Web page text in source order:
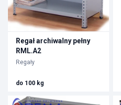
Regał archiwalny pełny
RML.A2
Regały
do 100 kg